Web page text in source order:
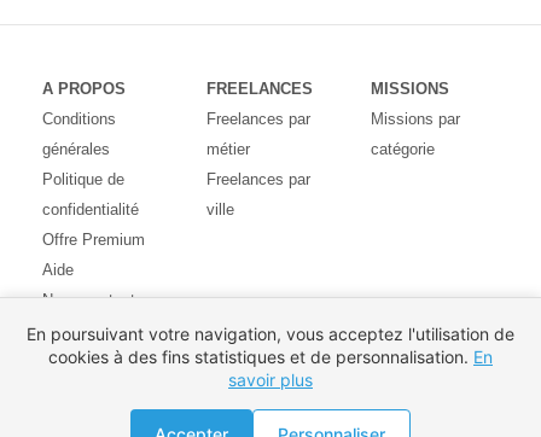
Proposer une mission
A PROPOS
Conditions
générales
Politique de
confidentialité
Offre Premium
Aide
Nous contacter
Avis des
utilisateurs
FREELANCES
Freelances par
métier
Freelances par
ville
MISSIONS
Missions par
catégorie
En poursuivant votre navigation, vous acceptez l'utilisation de
cookies à des fins statistiques et de personnalisation. En
savoir plus